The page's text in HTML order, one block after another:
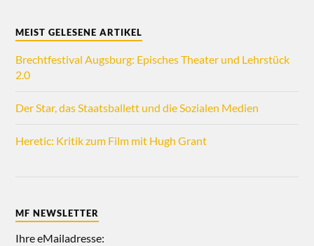
MEIST GELESENE ARTIKEL
Brechtfestival Augsburg: Episches Theater und Lehrstück
2.0
Der Star, das Staatsballett und die Sozialen Medien
Heretic: Kritik zum Film mit Hugh Grant
MF NEWSLETTER
Ihre eMailadresse: